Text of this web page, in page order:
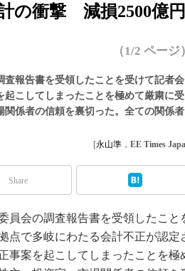
読者調査（EE Times Research）
電源設計（EDN Japan）
エレクトロニクス入門（EDN
Japan）
ド
内
の衝撃 減損2500億円
（1/2 ページ）
査報告書を受領したことを受けて記者会
こしてしまったことを極めて厳粛に受
係者の信頼を裏切った。全ての関係者
[永山準 ， EE Times
Share
員会の調査報告書を受領したこと
点で多岐にわたる会計不正が認定
事案を起こしてしまったことを極